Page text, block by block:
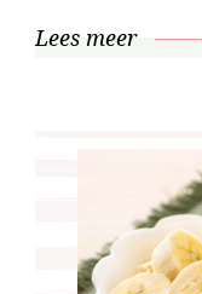
Lees meer